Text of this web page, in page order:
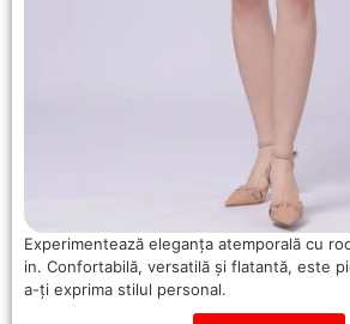
Experimentează eleganța atemporală cu
in. Confortabilă, versatilă și flatantă, este
a-ți exprima stilul personal.